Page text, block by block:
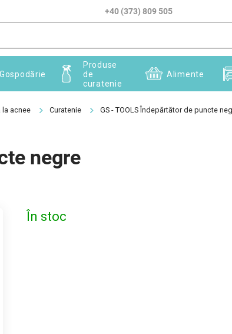
+40 (373) 809 505
Gospodărie
Produse
de
curatenie
Alimente
la acnee Curatenie GS - TOOLS Îndepărtător de puncte
negre
În stoc